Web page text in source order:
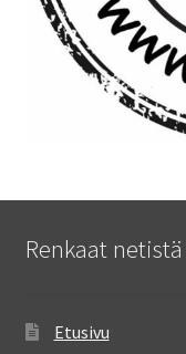
Renkaat netistä
Etusivu